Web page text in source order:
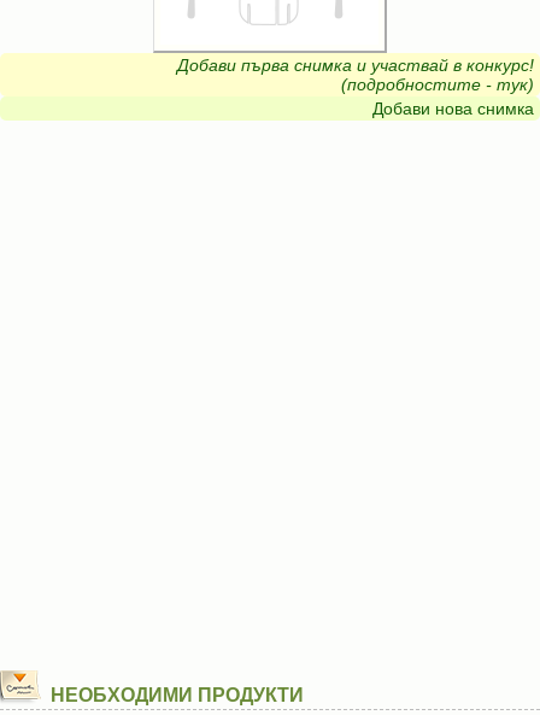
Добави първа снимка и участвай в конкурс!
(подробностите - тук)
Добави нова снимка
НЕОБХОДИМИ ПРОДУКТИ